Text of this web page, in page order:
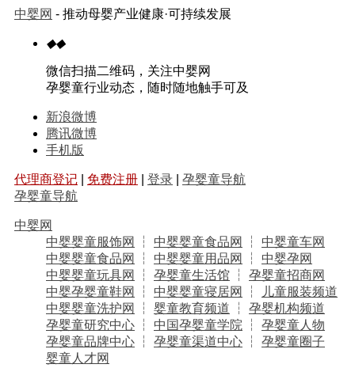
中婴网 - 推动母婴产业健康·可持续发展
◆◆
微信扫描二维码，关注中婴网
孕婴童行业动态，随时随地触手可及
新浪微博
腾讯微博
手机版
代理商登记 免费注册 登录
孕婴童导航
孕婴童导航
中婴网
中婴婴童服饰网
┆ 中婴婴童食品网 ┆ 中婴童车网
中婴婴童食品网
┆ 中婴婴童用品网 ┆ 中婴孕网
中婴婴童玩具网
┆ 孕婴童生活馆 ┆ 孕婴童招商网
中婴孕婴童鞋网
┆ 中婴婴童寝居网 ┆
儿童服装频道
中婴婴童洗护网
┆ 婴童教育频道 ┆ 孕婴机构频道
孕婴童研究中心 ┆ 中国孕婴童学院 ┆ 孕婴童人物
孕婴童品牌中心 ┆ 孕婴童渠道中心 ┆ 孕婴童圈子
婴童人才网